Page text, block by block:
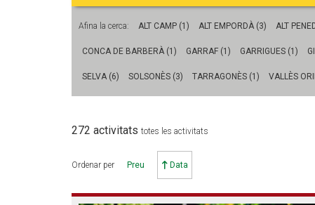
Afina la cerca: ALT CAMP (1) ALT EMPORDÀ (3) ALT
CONCA DE BARBERÀ (1) GARRAF (1) GARRIGUES (1)
SELVA (6) SOLSONÈS (3) TARRAGONÈS (1) VALLÈS
272 activitats totes les activitats
Ordenar per Preu Data
L'equip
Missió i
Memòria
Proposta